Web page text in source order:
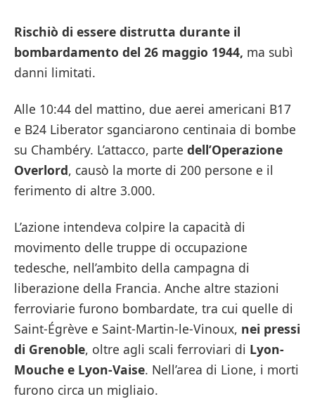
Rischiò di essere distrutta durante il
bombardamento del 26 maggio 1944, ma subì
danni limitati.
Alle 10:44 del mattino, due aerei americani B17
e B24 Liberator sganciarono centinaia di bombe
su Chambéry. L’attacco, parte dell’Operazione
Overlord, causò la morte di 200 persone e il
ferimento di altre 3.000.
L’azione intendeva colpire la capacità di
movimento delle truppe di occupazione
tedesche, nell’ambito della campagna di
liberazione della Francia. Anche altre stazioni
ferroviarie furono bombardate, tra cui quelle di
Saint-Égrève e Saint-Martin-le-Vinoux, nei pressi
di Grenoble, oltre agli scali ferroviari di Lyon-
Mouche e Lyon-Vaise. Nell’area di Lione, i morti
furono circa un migliaio.